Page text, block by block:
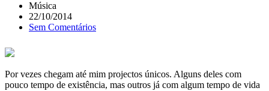
Música
22/10/2014
Sem Comentários
Por vezes chegam até mim projectos únicos. Alguns deles com
pouco tempo de existência, mas outros já com algum tempo de vida